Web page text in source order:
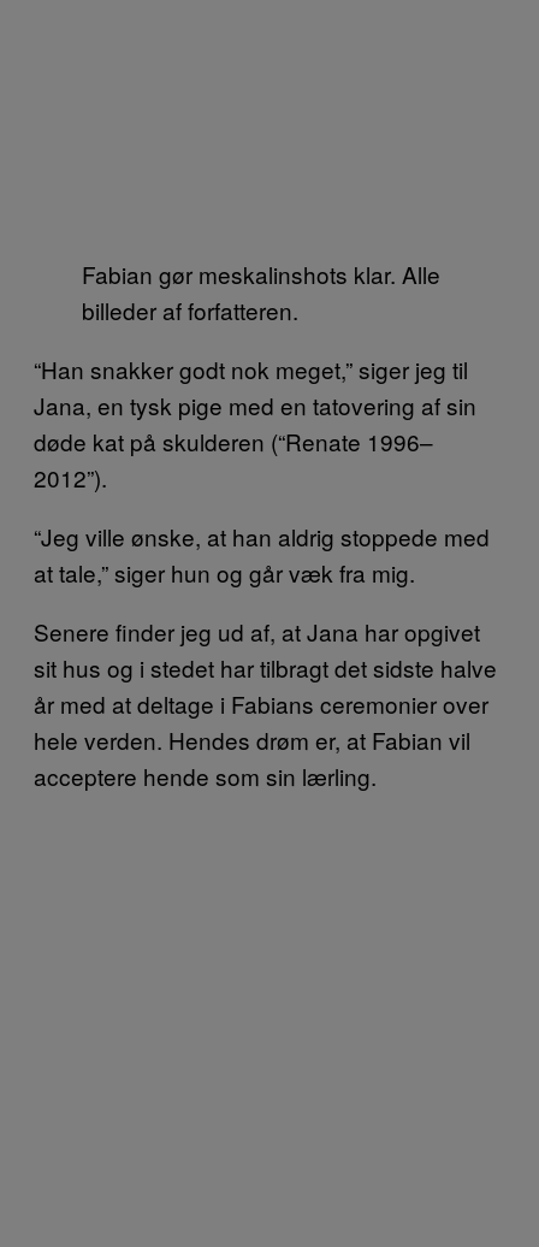
Fabian gør meskalinshots klar. Alle
billeder af forfatteren.
“Han snakker godt nok meget,” siger jeg til
Jana, en tysk pige med en tatovering af sin
døde kat på skulderen (“Renate 1996–
2012”).
“Jeg ville ønske, at han aldrig stoppede med
at tale,” siger hun og går væk fra mig.
Senere finder jeg ud af, at Jana har opgivet
sit hus og i stedet har tilbragt det sidste halve
år med at deltage i Fabians ceremonier over
hele verden. Hendes drøm er, at Fabian vil
acceptere hende som sin lærling.